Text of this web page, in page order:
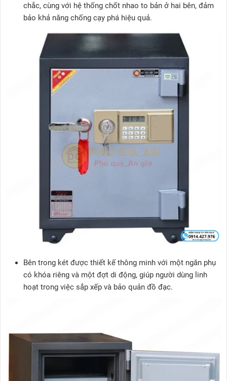
chắc, cùng với hệ thống chốt nhao to bản ở hai bên, đảm
bảo khả năng chống cạy phá hiệu quả.
Bên trong két được thiết kế thông minh với một ngăn phụ
có khóa riêng và một đợt di động, giúp người dùng linh
hoạt trong việc sắp xếp và bảo quản đồ đạc.